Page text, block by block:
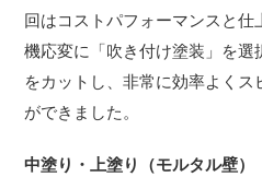
回はコストパフォーマンスと
機応変に「吹き付け塗装」を
をカットし、非常に効率よくス
ができました。
中塗り・上塗り（モルタル壁）